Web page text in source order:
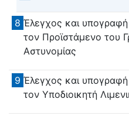
8 Έλεγχος και
τον Προϊστάμενο του
Αστυνομίας
9 Έλεγχος και
τον Υποδιοικητή